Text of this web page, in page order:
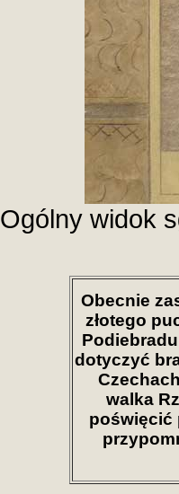
Ogólny widok
Obecnie
złotego
dotyczyć
walka
poświęcić